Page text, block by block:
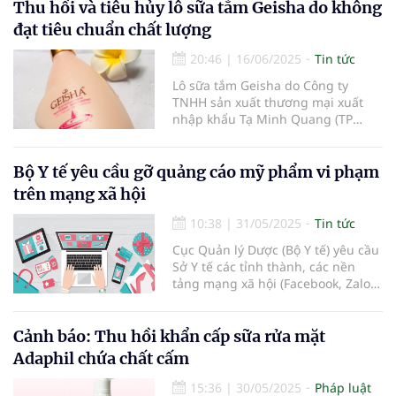
để xử lý.
Thu hồi và tiêu hủy lô sữa tắm Geisha do không
đạt tiêu chuẩn chất lượng
20:46 | 16/06/2025
Tin tức
Lô sữa tắm Geisha do Công ty
TNHH sản xuất thương mại xuất
nhập khẩu Tạ Minh Quang (TP
đạt tiêu chuẩn chất lượng.
Bộ Y tế yêu cầu gỡ quảng cáo mỹ phẩm vi phạm
trên mạng xã hội
10:38 | 31/05/2025
Tin tức
Cục Quản lý Dược (Bộ Y tế) yêu cầu
Sở Y tế các tỉnh thành, các nền
tảng mạng xã hội (Facebook, Zalo,
phẩm tự chế, nhà làm.
Cảnh báo: Thu hồi khẩn cấp sữa rửa mặt
Adaphil chứa chất cấm
15:36 | 30/05/2025
Pháp luật